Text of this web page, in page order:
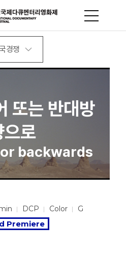
경쟁
또는 반대방
으로
backwards
DCP Color G
Premiere